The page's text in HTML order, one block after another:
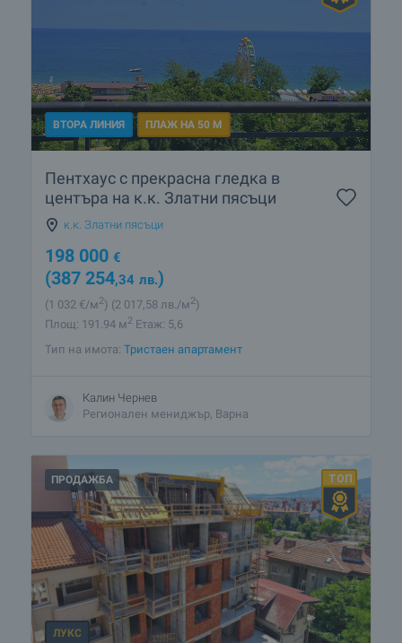
ВТОРА ЛИНИЯ ПЛАЖ НА 50 М
Пентхаус с прекрасна гледка в
центъра на к.к. Златни пясъци
к.к. Златни пясъци
198 000 €
(387 254,34 лв.)
(1 032 €/м2) (2 017 ,58 лв./м2)
Площ: 191.94 м2 Етаж: 5,6
Тип на имота: Тристаен апартамент
Калин Чернев
Регионален мениджър, Варна
ПРОДАЖБА
ЛУКС